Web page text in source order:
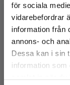
för sociala
vidarebefordrar
information från
annons- och
Dessa kan i sin
information som
Det verkar